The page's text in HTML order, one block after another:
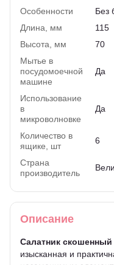
Особенности
Без
Длина, мм
115
Высота, мм
70
Мытье в
посудомоечной
машине
Да
Использование
в
микроволновке
Да
Количество в
ящике, шт
6
Страна
производитель
Описание
Салатник скошенный
изысканная и